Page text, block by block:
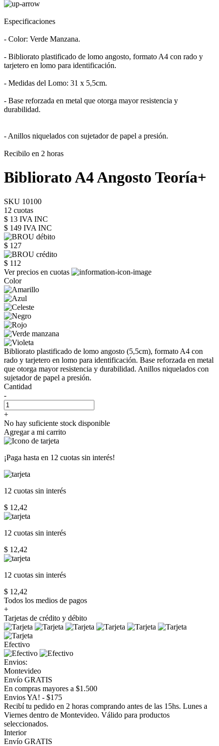
Especificaciones
- Color: Verde Manzana.
- Bibliorato plastificado de lomo angosto, formato A4 con rado y
tarjetero en lomo para identificación.
- Medidas del Lomo: 31 x 5,5cm.
- Base reforzada en metal que otorga mayor resistencia y
durabilidad.
- Anillos niquelados con sujetador de papel a presión.
Recibilo en 2 horas
Bibliorato A4 Angosto Teoría+
SKU 10100
12 cuotas
$ 13 IVA INC
$ 149 IVA INC
$ 127
$ 112
Ver precios en cuotas
Color
Bibliorato plastificado de lomo angosto (5,5cm), formato A4 con
rado y tarjetero en lomo para identificación. Base reforzada en metal
que otorga mayor resistencia y durabilidad. Anillos niquelados con
sujetador de papel a presión.
Cantidad
-
+
No hay suficiente stock disponible
Agregar a mi carrito
¡Paga hasta en 12 cuotas sin interés!
12 cuotas sin interés
$ 12,42
12 cuotas sin interés
$ 12,42
12 cuotas sin interés
$ 12,42
Todos los medios de pagos
+
Tarjetas de crédito y débito
Efectivo
Envios:
Montevideo
Envío GRATIS
En compras mayores a $1.500
Envios YA! - $175
Recibí tu pedido en 2 horas comprando antes de las 15hs. Lunes a
Viernes dentro de Montevideo. Válido para productos
seleccionados.
Interior
Envío GRATIS